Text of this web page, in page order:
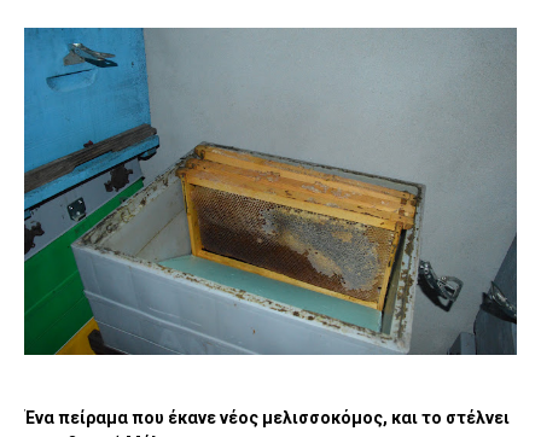
Ένα πείραμα που έκανε νέος μελισσοκόμος, και το στέλνει